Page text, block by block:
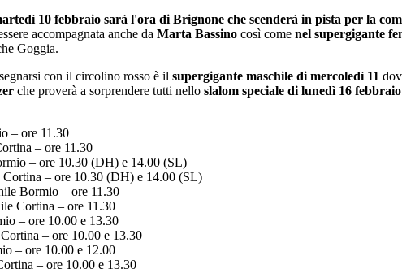
10 febbraio sarà l'ora di Brignone che scenderà in pista per la
accompagnata anche da Marta Bassino così come nel supergigante
Goggia.
con il circolino rosso è il supergigante maschile di mercoledì 11
che proverà a sorprendere tutti nello slalom speciale di lunedì 16 febbraio
– ore 11.30
– ore 11.30
– ore 10.30 (DH) e 14.00 (SL)
– ore 10.30 (DH) e 14.00 (SL)
Bormio – ore 11.30
Cortina – ore 11.30
– ore 10.00 e 13.30
– ore 10.00 e 13.30
– ore 10.00 e 12.00
– ore 10.00 e 13.30